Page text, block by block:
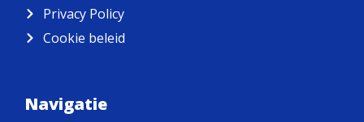
Privacy Policy
Cookie beleid
Navigatie